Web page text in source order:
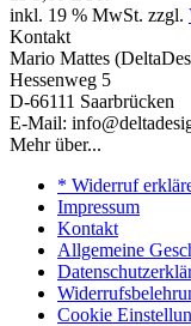
inkl. 19 % MwSt. zzgl.
Kontakt
Mario Mattes
Hessenweg 5
D-66111 Saarbrücken
E-Mail:
Mehr über...
* Widerruf
Impressum
Kontakt
Allgemeine
Cookie